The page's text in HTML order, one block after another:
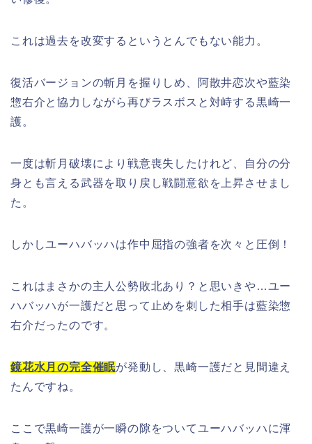
これは過去を改変するというとんでもない能力。
復活バージョンの斬月を握りしめ、阿散井恋次や藍染
惣右介と協力しながら再びラスボスと対峙する黒崎一
護。
一度は斬月破壊により戦意喪失したけれど、自分の分
身とも言える武器を取り戻し戦闘意欲を上昇させまし
た。
しかしユーハバッハは作中屈指の強者を次々と圧倒！
これはまさかの主人公勢敗北あり？と思いきや…ユー
ハバッハが一護だと思って止めを刺した相手は藍染惣
右介だったのです。
鏡花水月の完全催眠が発動し、黒崎一護だと見間違え
たんですね。
ここで黒崎一護が一瞬の隙をついてユーハバッハに渾